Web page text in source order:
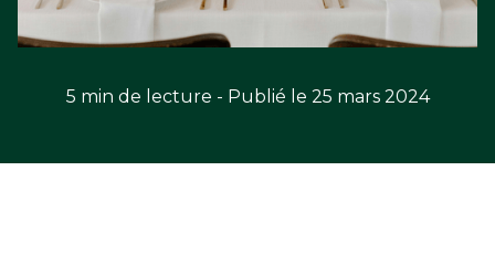
5 min de lecture - Publié le 25 mars 2024